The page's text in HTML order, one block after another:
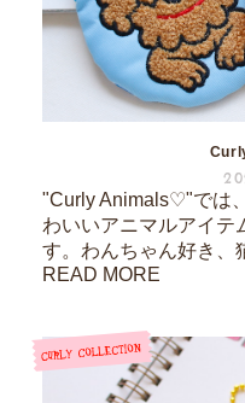
"Curly Animals♡"では
わいいアニマルアイテ
す。わんちゃん好き、
READ MORE